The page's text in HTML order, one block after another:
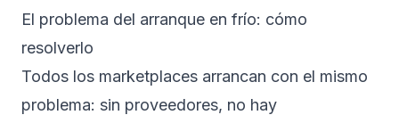
El problema del arranque en frío: cómo
resolverlo
Todos los marketplaces arrancan con el mismo
problema: sin proveedores, no hay